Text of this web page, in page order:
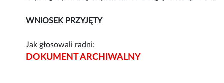
WNIOSEK PRZYJĘTY
Jak głosowali radni:
DOKUMENT ARCHIWALNY